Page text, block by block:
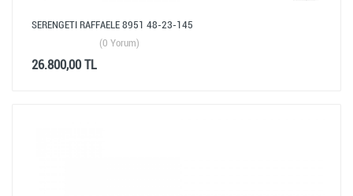
SERENGETI RAFFAELE 8951 48-23-145
(0 Yorum)
26.800,00 TL